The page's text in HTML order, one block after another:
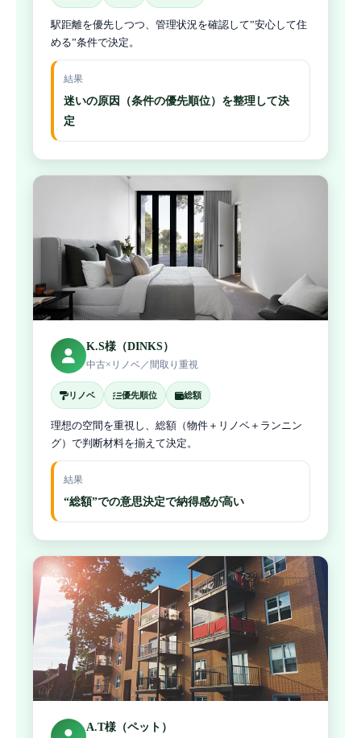
駅距離を優先しつつ、管理状況を確認して”安心して住
める”条件で決定。
結果
迷いの原因（条件の優先順位）を整理して決
定
K.S様（DINKS）
中古×リノベ／間取り重視
リノベ 優先順位 総額
理想の空間を重視し、総額（物件＋リノベ＋ランニン
グ）で判断材料を揃えて決定。
結果
“総額”での意思決定で納得感が高い
A.T様（ペット）